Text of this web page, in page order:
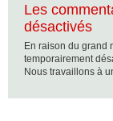
Les
désactivés
En raison du grand
temporairement
Nous travaillons à